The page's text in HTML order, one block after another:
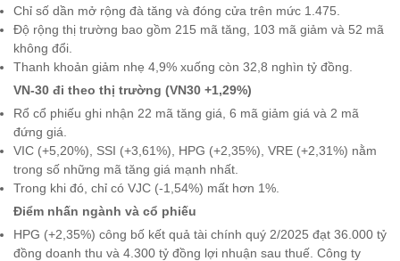
Chỉ số dần mở rộng đà tăng và đóng cửa trên mức 1.475.
Độ rộng thị trường bao gồm 215 mã tăng, 103 mã giảm và 52 mã
không đổi.
Thanh khoản giảm nhẹ 4,9% xuống còn 32,8 nghìn tỷ đồng.
VN-30 đi theo thị trường (VN30 +1,29%)
Rổ cổ phiếu ghi nhận 22 mã tăng giá, 6 mã giảm giá và 2 mã
đứng giá.
VIC (+5,20%), SSI (+3,61%), HPG (+2,35%), VRE (+2,31%) nằm
trong số những mã tăng giá mạnh nhất.
Trong khi đó, chỉ có VJC (-1,54%) mất hơn 1%.
Điểm nhấn ngành và cổ phiếu
HPG (+2,35%) công bố kết quả tài chính quý 2/2025 đạt 36.000 tỷ
đồng doanh thu và 4.300 tỷ đồng lợi nhuận sau thuế. Công ty